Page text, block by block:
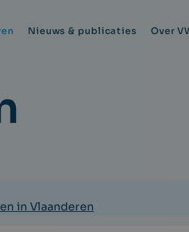
Nieuws & publicaties Over
in Vlaanderen